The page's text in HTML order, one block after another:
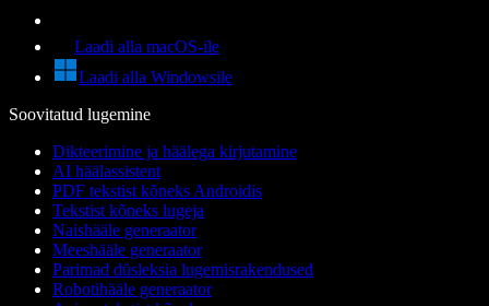
Laadi alla macOS-ile
Laadi alla Windowsile
Soovitatud lugemine
Dikteerimine ja häälega kirjutamine
AI häälassistent
PDF tekstist kõneks Androidis
Tekstist kõneks lugeja
Naishääle generaator
Meeshääle generaator
Parimad düsleksia lugemisrakendused
Robotihääle generaator